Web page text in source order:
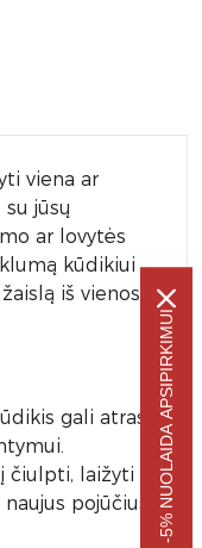
viena ar
jūsų
ar lovytės
kūdikiui
iš vienos
gali atrasti
laižyti ir
pojūčius.
-5% NUOLAIDA APSIPIRKIMUI